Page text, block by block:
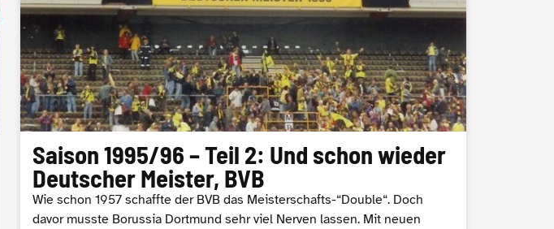
Saison 1995/96 – Teil 2: Und schon wieder
Deutscher Meister, BVB
Wie schon 1957 schaffte der BVB das Meisterschafts-“Double“. Doch
davor musste Borussia Dortmund sehr viel Nerven lassen. Mit neuen